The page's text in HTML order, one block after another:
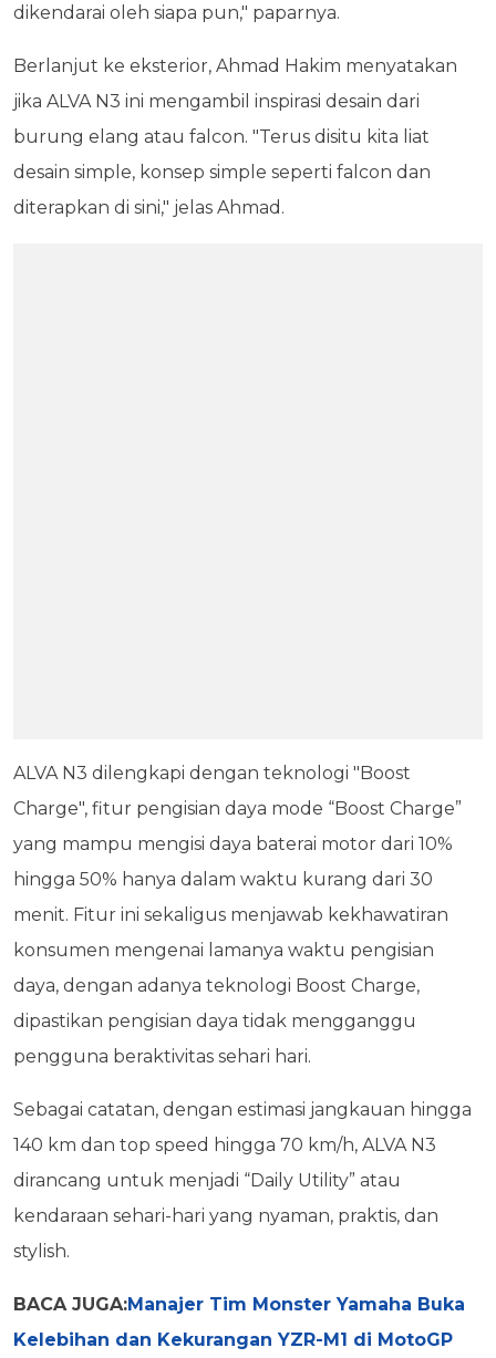
dikendarai oleh siapa pun," paparnya.
Berlanjut ke eksterior, Ahmad Hakim menyatakan
jika ALVA N3 ini mengambil inspirasi desain dari
burung elang atau falcon. "Terus disitu kita liat
desain simple, konsep simple seperti falcon dan
diterapkan di sini," jelas Ahmad.
ALVA N3 dilengkapi dengan teknologi "Boost
Charge", fitur pengisian daya mode “Boost Charge”
yang mampu mengisi daya baterai motor dari 10%
hingga 50% hanya dalam waktu kurang dari 30
menit. Fitur ini sekaligus menjawab kekhawatiran
konsumen mengenai lamanya waktu pengisian
daya, dengan adanya teknologi Boost Charge,
dipastikan pengisian daya tidak mengganggu
pengguna beraktivitas sehari hari.
Sebagai catatan, dengan estimasi jangkauan hingga
140 km dan top speed hingga 70 km/h, ALVA N3
dirancang untuk menjadi “Daily Utility” atau
kendaraan sehari-hari yang nyaman, praktis, dan
stylish.
BACA JUGA:Manajer Tim Monster Yamaha Buka
Kelebihan dan Kekurangan YZR-M1 di MotoGP